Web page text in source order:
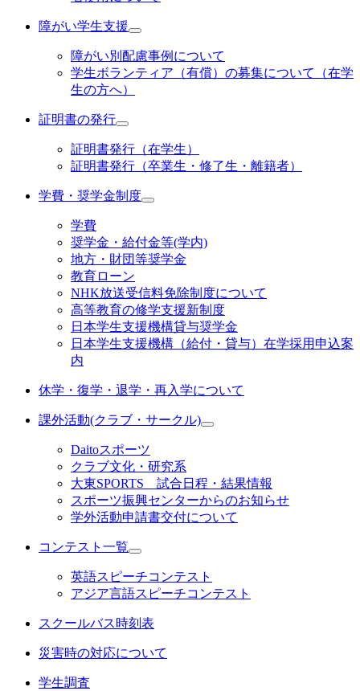
障がい学生支援
障がい別配慮事例について
学生ボランティア（有償）の募集について（在学
生の方へ）
証明書の発行
証明書発行（在学生）
証明書発行（卒業生・修了生・離籍者）
学費・奨学金制度
学費
奨学金・給付金等(学内)
地方・財団等奨学金
教育ローン
NHK放送受信料免除制度について
高等教育の修学支援新制度
日本学生支援機構貸与奨学金
日本学生支援機構（給付・貸与）在学採用申込案
内
休学・復学・退学・再入学について
課外活動(クラブ・サークル)
Daitoスポーツ
クラブ文化・研究系
大東SPORTS 試合日程・結果情報
スポーツ振興センターからのお知らせ
学外活動申請書交付について
コンテスト一覧
英語スピーチコンテスト
アジア言語スピーチコンテスト
スクールバス時刻表
災害時の対応について
学生調査